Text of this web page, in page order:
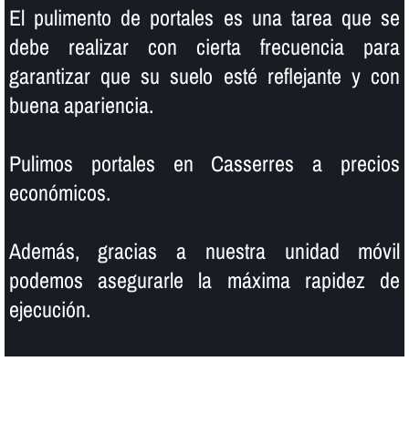
El pulimento de portales es una tarea que se
debe realizar con cierta frecuencia para
garantizar que su suelo esté reflejante y con
buena apariencia.
Pulimos portales en Casserres a precios
económicos.
Además, gracias a nuestra unidad móvil
podemos asegurarle la máxima rapidez de
ejecución.